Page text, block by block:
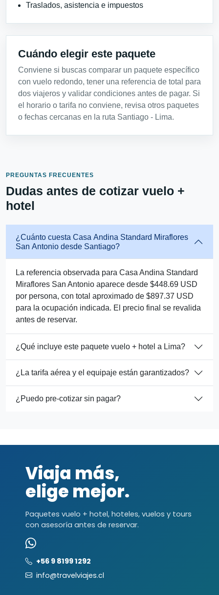
Traslados, asistencia e impuestos
Cuándo elegir este paquete
Conviene si buscas comparar un paquete específico
con vuelo redondo, tener una referencia de total para
dos viajeros y validar condiciones antes de pagar. Si
el horario o tarifa no conviene, revisa otros paquetes
o fechas cercanas en la ruta Santiago - Lima.
PREGUNTAS FRECUENTES
Dudas antes de cotizar vuelo +
hotel
¿Cuánto cuesta Casa Andina Standard Miraflores
San Antonio desde Santiago?
La referencia observada para Casa Andina Standard
Miraflores San Antonio aparece desde $448.69 USD
por persona, con total aproximado de $897.37 USD
para la ocupación indicada. El precio final se revalida
antes de reservar.
¿Qué incluye este paquete vuelo + hotel a Lima?
¿La tarifa aérea y el equipaje están garantizados?
¿Puedo pre-cotizar sin pagar?
Viaja más,
elige mejor.
Paquetes vuelo + hotel, hoteles, vuelos y tours
con asesoría antes de reservar.
+56 9 8199 1292
info@travelviajes.cl